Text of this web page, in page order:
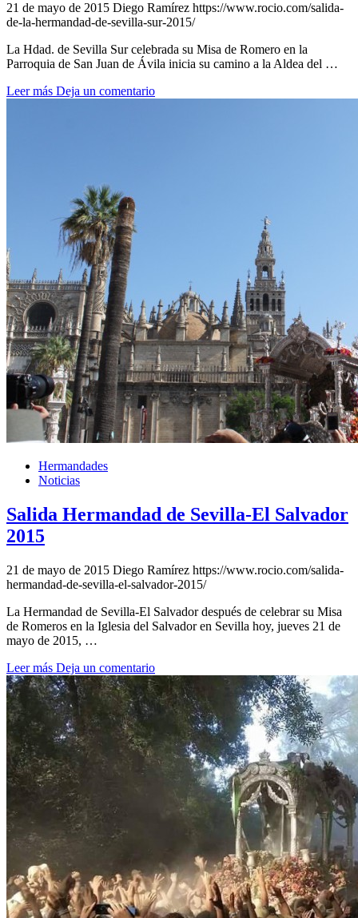
21 de mayo de 2015 Diego Ramírez https://www.rocio.com/salida-
de-la-hermandad-de-sevilla-sur-2015/
La Hdad. de Sevilla Sur celebrada su Misa de Romero en la
Parroquia de San Juan de Ávila inicia su camino a la Aldea del …
Leer más Deja un comentario
Hermandades
Noticias
Salida Hermandad de Sevilla-El Salvador
2015
21 de mayo de 2015 Diego Ramírez https://www.rocio.com/salida-
hermandad-de-sevilla-el-salvador-2015/
La Hermandad de Sevilla-El Salvador después de celebrar su Misa
de Romeros en la Iglesia del Salvador en Sevilla hoy, jueves 21 de
mayo de 2015, …
Leer más Deja un comentario